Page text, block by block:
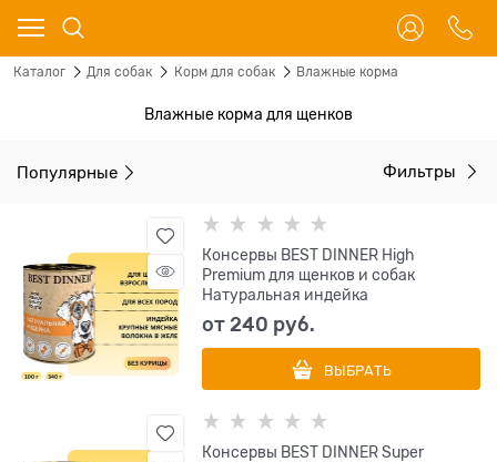
Каталог Для собак Корм для собак Влажные корма
Влажные корма для щенков
Популярные Фильтры
Консервы BEST DINNER High
Premium для щенков и собак
Натуральная индейка
от240 руб.
ВЫБРАТЬ
Консервы BEST DINNER Super